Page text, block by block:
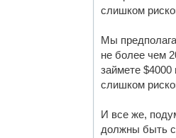
слишком
Мы
не более чем
займете
слишком
И все же,
должны быть